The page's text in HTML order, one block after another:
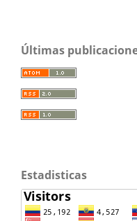
Últimas
Estadisticas